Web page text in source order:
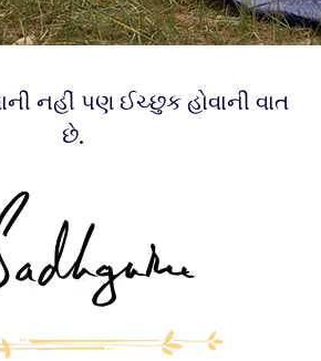
નહીં પણ ઈચ્છુક હોવાની વાત
છે.